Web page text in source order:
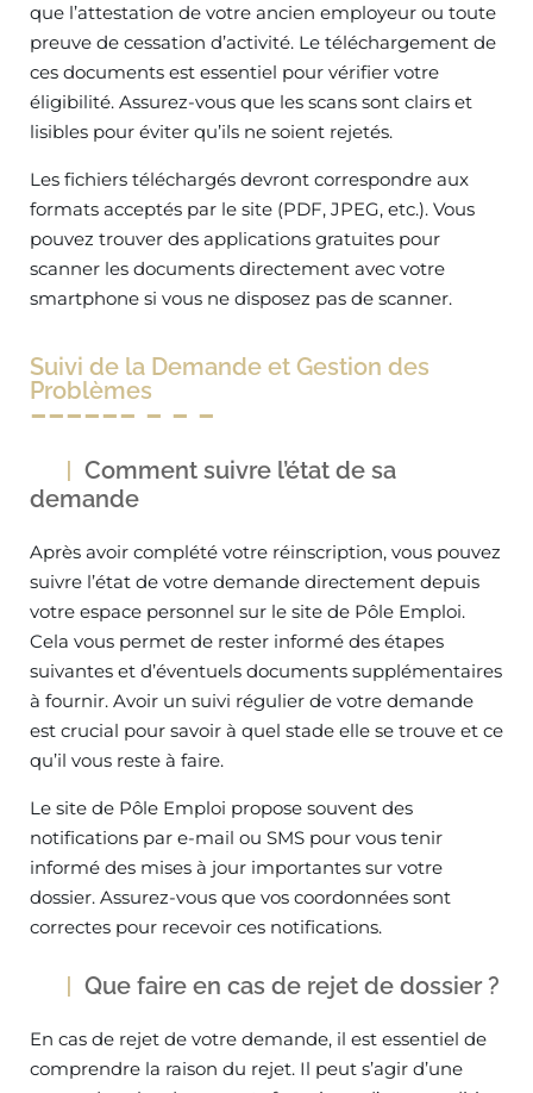
que l’attestation de votre ancien employeur ou toute
preuve de cessation d’activité. Le téléchargement de
ces documents est essentiel pour vérifier votre
éligibilité. Assurez-vous que les scans sont clairs et
lisibles pour éviter qu’ils ne soient rejetés.
Les fichiers téléchargés devront correspondre aux
formats acceptés par le site (PDF, JPEG, etc.). Vous
pouvez trouver des applications gratuites pour
scanner les documents directement avec votre
smartphone si vous ne disposez pas de scanner.
Suivi de la Demande et Gestion des
Problèmes
Comment suivre l’état de sa
demande
Après avoir complété votre réinscription, vous pouvez
suivre l’état de votre demande directement depuis
votre espace personnel sur le site de Pôle Emploi.
Cela vous permet de rester informé des étapes
suivantes et d’éventuels documents supplémentaires
à fournir. Avoir un suivi régulier de votre demande
est crucial pour savoir à quel stade elle se trouve et ce
qu’il vous reste à faire.
Le site de Pôle Emploi propose souvent des
notifications par e-mail ou SMS pour vous tenir
informé des mises à jour importantes sur votre
dossier. Assurez-vous que vos coordonnées sont
correctes pour recevoir ces notifications.
Que faire en cas de rejet de dossier ?
En cas de rejet de votre demande, il est essentiel de
comprendre la raison du rejet. Il peut s’agir d’une